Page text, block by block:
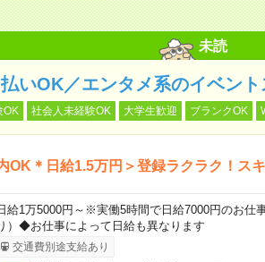
未読
いOK／エンタメ系のイベン
OK 社会人未経験OK 大学生歓迎 ブランクOK
OK＊日給1.5万円＞登録ラクラク！ス
給1万5000円～※実働5時間で日給7000円のお
）◆お仕事によって日給も異なります
交通費別途支給あり